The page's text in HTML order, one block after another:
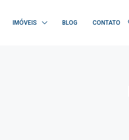
IMÓVEIS BLOG CONTATO